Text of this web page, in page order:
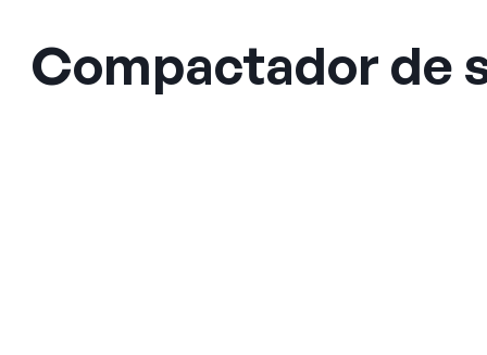
Compactador de